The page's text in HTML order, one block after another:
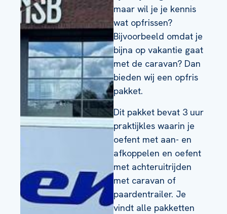
maar wil je je kennis
wat opfrissen?
Bijvoorbeeld omdat je
bijna op vakantie gaat
met de caravan? Dan
bieden wij een opfris
pakket.
Dit pakket bevat 3 uur
praktijkles waarin je
oefent met aan- en
afkoppelen en oefent
met achteruitrijden
met caravan of
paardentrailer. Je
vindt alle pakketten